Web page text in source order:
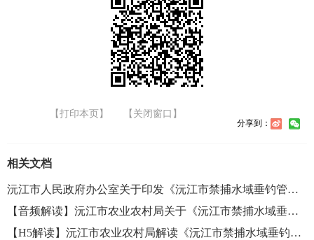
【打印本页】 【关闭窗口】
分享到：
相关文档
沅江市人民政府办公室关于印发《沅江市禁捕水域垂钓管理办法》的通知
【音频解读】沅江市农业农村局关于《沅江市禁捕水域垂钓管理办法》的解读
【H5解读】沅江市农业农村局解读《沅江市禁捕水域垂钓管理办法》